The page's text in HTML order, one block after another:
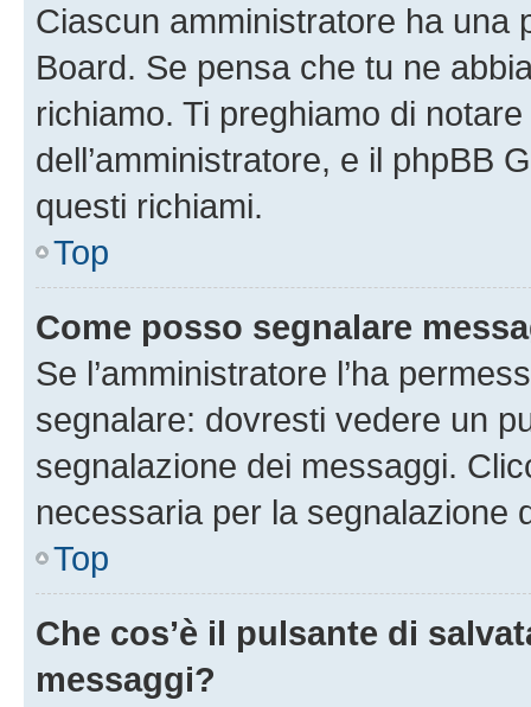
Ciascun amministratore ha una
Board. Se pensa che tu ne
richiamo. Ti preghiamo di
dell’amministratore, e il phpBB
questi richiami.
Top
Come posso segnalare
Se l’amministratore l’ha
segnalare: dovresti vedere un
segnalazione dei messaggi.
necessaria per la segnalazione
Top
Che cos’è il pulsante di
messaggi?